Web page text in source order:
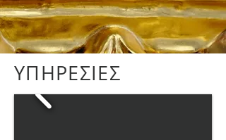
ΥΠΗΡΕΣΙΕΣ